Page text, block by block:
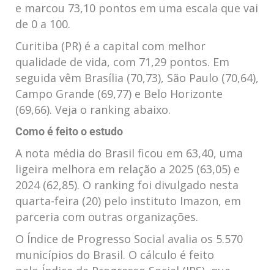
e marcou 73,10 pontos em uma escala que vai
de 0 a 100.
Curitiba (PR) é a capital com melhor
qualidade de vida, com 71,29 pontos. Em
seguida vêm Brasília (70,73), São Paulo (70,64),
Campo Grande (69,77) e Belo Horizonte
(69,66). Veja o ranking abaixo.
Como é feito o estudo
A nota média do Brasil ficou em 63,40, uma
ligeira melhora em relação a 2025 (63,05) e
2024 (62,85). O ranking foi divulgado nesta
quarta-feira (20) pelo instituto Imazon, em
parceria com outras organizações.
O Índice de Progresso Social avalia os 5.570
municípios do Brasil. O cálculo é feito